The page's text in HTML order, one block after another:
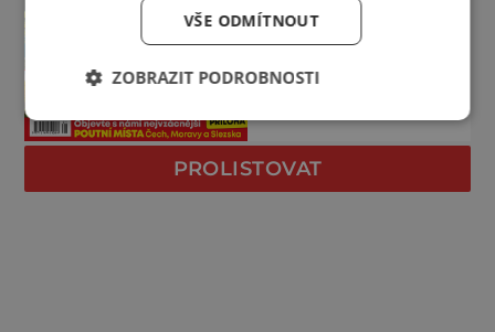
PROLISTOVAT
VŠE ODMÍTNOUT
ZOBRAZIT PODROBNOSTI